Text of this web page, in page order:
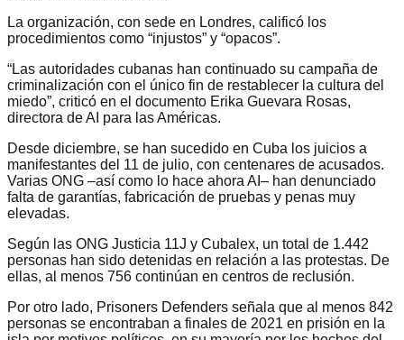
La organización, con sede en Londres, calificó los
procedimientos como “injustos” y “opacos”.
“Las autoridades cubanas han continuado su campaña de
criminalización con el único fin de restablecer la cultura del
miedo”, criticó en el documento Erika Guevara Rosas,
directora de AI para las Américas.
Desde diciembre, se han sucedido en Cuba los juicios a
manifestantes del 11 de julio, con centenares de acusados.
Varias ONG –así como lo hace ahora AI– han denunciado
falta de garantías, fabricación de pruebas y penas muy
elevadas.
Según las ONG Justicia 11J y Cubalex, un total de 1.442
personas han sido detenidas en relación a las protestas. De
ellas, al menos 756 continúan en centros de reclusión.
Por otro lado, Prisoners Defenders señala que al menos 842
personas se encontraban a finales de 2021 en prisión en la